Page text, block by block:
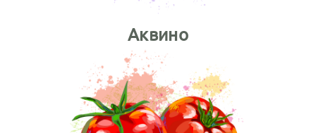
Аквино